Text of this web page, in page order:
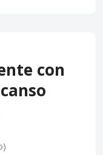
con